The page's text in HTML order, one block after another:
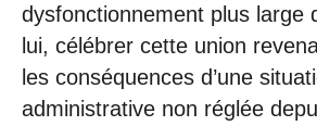
dysfonctionnement plus large
lui, célébrer cette union
les conséquences d’une
administrative non réglée